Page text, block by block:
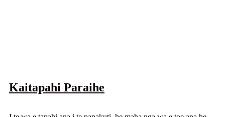
Kaitapahi Paraihe